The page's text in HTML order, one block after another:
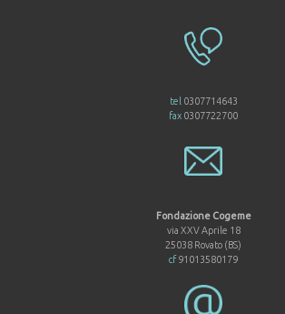
tel0307714643
fax 0307722700
Fondazione Cogeme
via XXV Aprile 18
25038 Rovato (BS)
cf 91013580179